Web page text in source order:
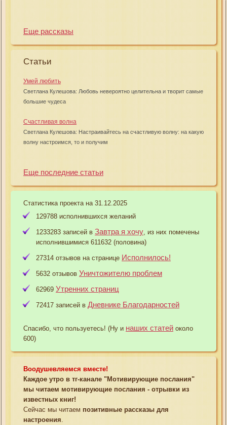
Еще рассказы
Статьи
Умей любить
Светлана Кулешова: Любовь невероятно целительна и творит самые
большие чудеса
Счастливая волна
Светлана Кулешова: Настраивайтесь на счастливую волну: на какую
волну настроимся, то и получим
Еще последние статьи
Статистика проекта на 31.12.2025
129788 исполнившихся желаний
1233283 записей в Завтра я хочу , из них помечены
исполнившимися 611632 (половина)
27314 отзывов на странице Исполнилось!
5632 отзывов Уничтожителю проблем
62969 Утренних страниц
72417 записей в Дневнике Благодарностей
Спасибо, что пользуетесь! (Ну и наших статей около
600)
Воодушевляемся вместе!
Каждое утро в тг-канале "Мотивирующие послания"
мы читаем мотивирующие послания - отрывки из
известных книг!
Сейчас мы читаем позитивные рассказы для
настроения